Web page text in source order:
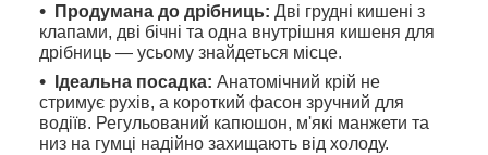
Продумана до дрібниць: Дві грудні кишені з
клапами, дві бічні та одна внутрішня кишеня для
дрібниць — усьому знайдеться місце.
Ідеальна посадка: Анатомічний крій не
стримує рухів, а короткий фасон зручний для
водіїв. Регульований капюшон, м'які манжети та
низ на гумці надійно захищають від холоду.